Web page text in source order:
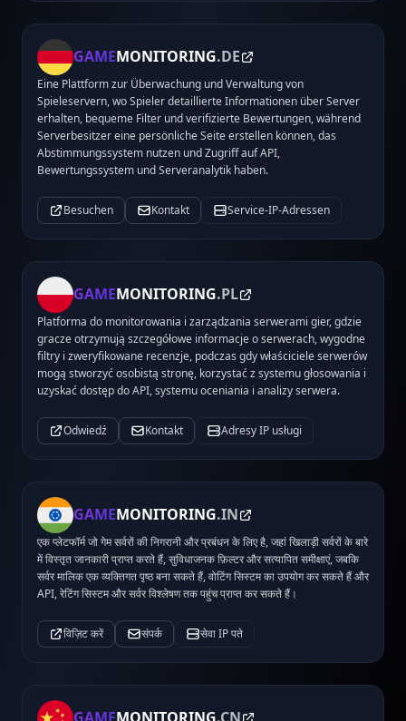
GAMEMONITORING.DE
Eine Plattform zur Überwachung und Verwaltung von
Spieleservern, wo Spieler detaillierte Informationen über Server
erhalten, bequeme Filter und verifizierte Bewertungen, während
Serverbesitzer eine persönliche Seite erstellen können, das
Abstimmungssystem nutzen und Zugriff auf API,
Bewertungssystem und Serveranalytik haben.
Besuchen Kontakt Service-IP-Adressen
GAMEMONITORING.PL
Platforma do monitorowania i zarządzania serwerami gier, gdzie
gracze otrzymują szczegółowe informacje o serwerach, wygodne
filtry i zweryfikowane recenzje, podczas gdy właściciele serwerów
mogą stworzyć osobistą stronę, korzystać z systemu głosowania i
uzyskać dostęp do API, systemu oceniania i analizy serwera.
Odwiedź Kontakt Adresy IP usługi
GAMEMONITORING.IN
एक प्लेटफॉर्म जो गेम सर्वरों की निगरानी और प्रबंधन के लिए है, जहां खिलाड़ी सर्वरों के बारे
में विस्तृत जानकारी प्राप्त करते हैं, सुविधाजनक फ़िल्टर और सत्यापित समीक्षाएं, जबकि
सर्वर मालिक एक व्यक्तिगत पृष्ठ बना सकते हैं, वोटिंग सिस्टम का उपयोग कर सकते हैं और
API, रेटिंग सिस्टम और सर्वर विश्लेषण तक पहुंच प्राप्त कर सकते हैं।
विज़िट करें संपर्क सेवा IP पते